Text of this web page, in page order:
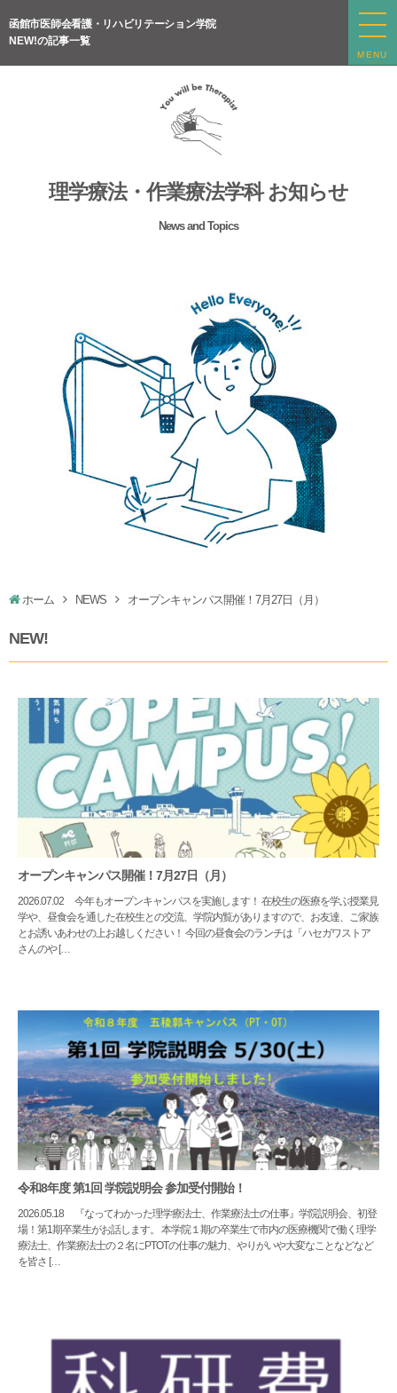
函館市医師会看護・リハビリテーション学院
NEW!の記事一覧
MENU
理学療法・作業療法学科 お知らせ
News and Topics
ホーム NEWS オープンキャンパス開催！7月27日（月）
NEW!
オープンキャンパス開催！7月27日（月）
2026.07.02
今年もオープンキャンパスを実施します！ 在校生の医療を学ぶ授業見
学や、昼食会を通した在校生との交流、学院内覧がありますので、お友達、ご家族
とお誘いあわせの上お越しください！ 今回の昼食会のランチは「ハセガワストア
さんのや […
令和8年度 第1回 学院説明会 参加受付開始！
2026.05.18
『なってわかった理学療法士、作業療法士の仕事』学院説明会、初登
場！第1期卒業生がお話します。 本学院１期の卒業生で市内の医療機関で働く理学
療法士、作業療法士の２名にPTOTの仕事の魅力、やりがいや大変なことなどなど
を皆さ […